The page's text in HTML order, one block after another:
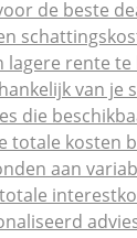
de beste
rente te
van je
die
totale kosten
aan